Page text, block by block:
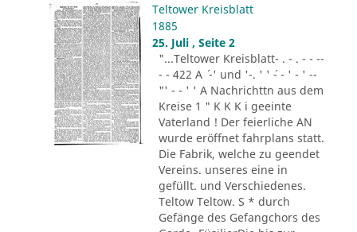
Teltower Kreisblatt
1885
25. Juli , Seite 2
"...Teltower Kreisblatt- . - . - - --
- - 422 A ´ -' und '-. ' ' ´- - ' - ' --
"' - - ' ' A Nachrichttn aus dem
Kreise 1 " K K K i geeinte
Vaterland ! Der feierliche AN
wurde eröffnet fahrplans statt.
Die Fabrik, welche zu geendet
Vereins. unseres eine in
gefüllt. und Verschiedenes.
Teltow Teltow. S * durch
Gefänge des Gefangchors des